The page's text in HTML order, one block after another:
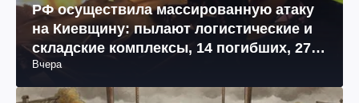
РФ осуществила массированную атаку
на Киевщину: пылают логистические и
складские комплексы, 14 погибших, 27
раненых (фото, видео)
Вчера